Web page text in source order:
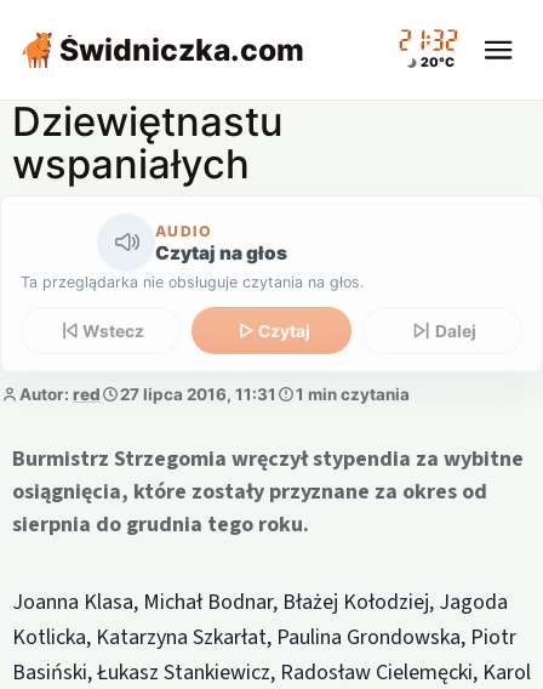
Świdniczka.com 21:32
20°C
Dziewiętnastu
wspaniałych
AUDIO
Czytaj na głos
Ta przeglądarka nie obsługuje czytania na głos.
Wstecz Czytaj Dalej
Autor: red 27 lipca 2016, 11:31 1 min czytania
Burmistrz Strzegomia wręczył stypendia za wybitne
osiągnięcia, które zostały przyznane za okres od
sierpnia do grudnia tego roku.
Joanna Klasa, Michał Bodnar, Błażej Kołodziej, Jagoda
Kotlicka, Katarzyna Szkarłat, Paulina Grondowska, Piotr
Basiński, Łukasz Stankiewicz, Radosław Cielemęcki, Karol